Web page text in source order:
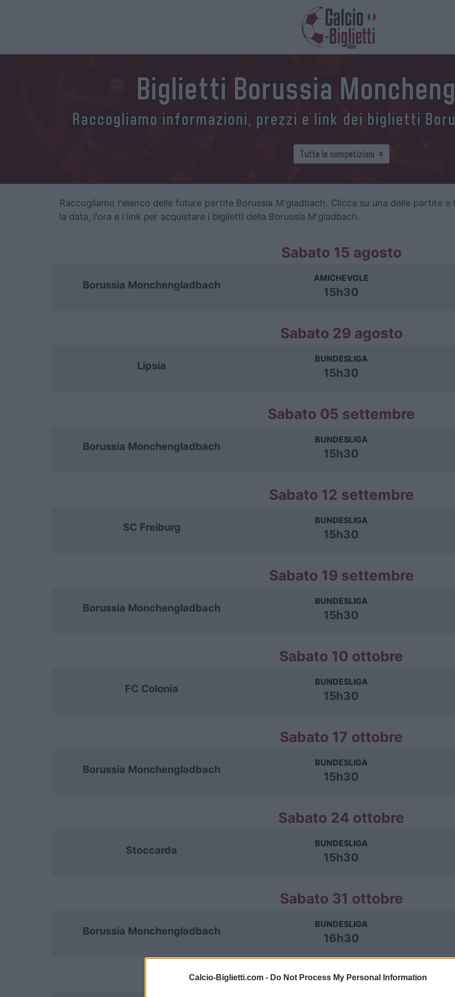
Calcio-Biglietti.com - Do Not Process My Personal Information
Biglietti Borussia
Raccogliamo informazioni, prezzi e link dei biglietti
Raccogliamo l'elenco delle future partite Borussia M'gladbach. Clicca su una delle partite
la data, l'ora e i link per acquistare i biglietti della Borussia M'gladbach.
Sabato 15 agosto
Borussia Monchengladbach
AMICHEVOLE
15h30
Sabato 29 agosto
Lipsia
BUNDESLIGA
15h30
Sabato 05 settembre
Borussia Monchengladbach
BUNDESLIGA
15h30
Sabato 12 settembre
SC Freiburg
BUNDESLIGA
15h30
Sabato 19 settembre
Borussia Monchengladbach
BUNDESLIGA
15h30
Sabato 10 ottobre
FC Colonia
BUNDESLIGA
15h30
Sabato 17 ottobre
Borussia Monchengladbach
BUNDESLIGA
15h30
Sabato 24 ottobre
Stoccarda
BUNDESLIGA
15h30
Sabato 31 ottobre
Borussia Monchengladbach
BUNDESLIGA
16h30
Sabato 07 novembre